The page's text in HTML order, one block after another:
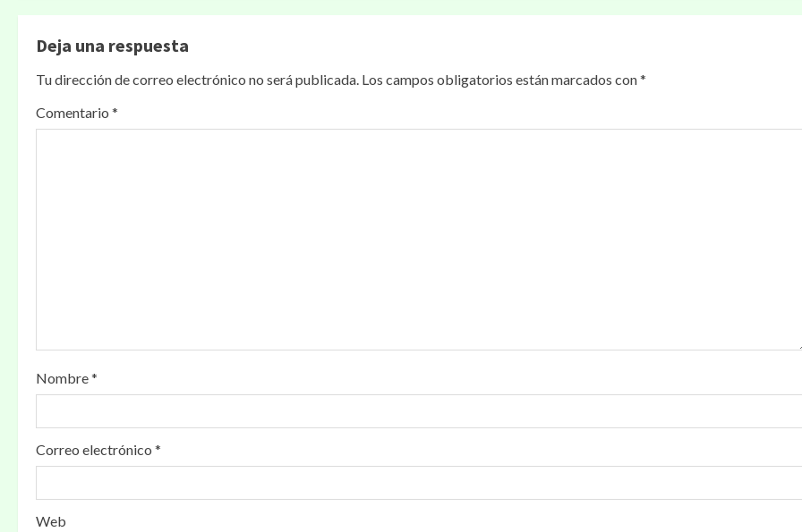
Deja una respuesta
Tu dirección de correo electrónico no será publicada. Los campos obligatorios están marcados con*
Comentario *
Nombre*
Correo electrónico *
Web